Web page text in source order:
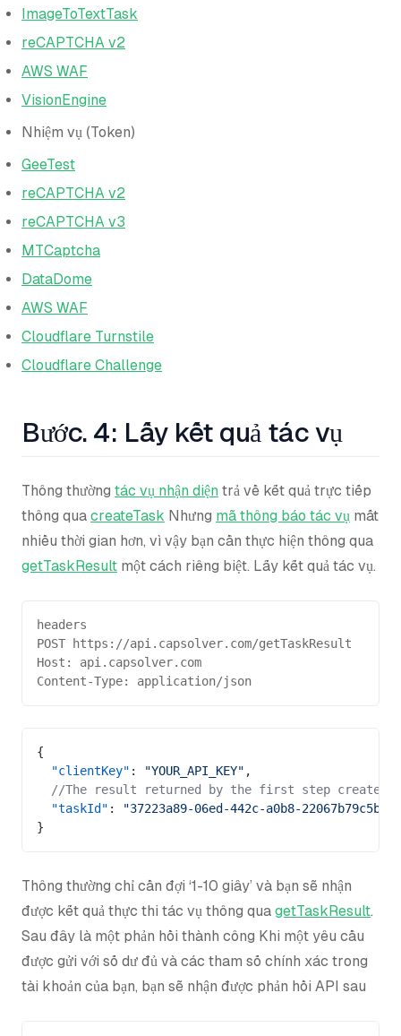
ImageToTextTask
reCAPTCHA v2
AWS WAF
VisionEngine
Nhiệm vụ (Token)
GeeTest
reCAPTCHA v2
reCAPTCHA v3
MTCaptcha
DataDome
AWS WAF
Cloudflare Turnstile
Cloudflare Challenge
Bước. 4: Lấy kết quả tác vụ
Thông thường tác vụ nhận diện trả về kết quả trực tiếp
thông qua createTask Nhưng mã thông báo tác vụ mất
nhiều thời gian hơn, vì vậy bạn cần thực hiện thông qua
getTaskResult một cách riêng biệt. Lấy kết quả tác vụ.
headers
POST https://api.capsolver.com/getTaskResult
Host: api.capsolver.com
Content-Type: application/json
{
  "clientKey"
: "YOUR_API_KEY" ,
//The result returned by the first step
  "taskId"
:
"37223a89-06ed-442c-a0b8-22067b79c5b4"
}
Thông thường chỉ cần đợi ‘1-10 giây’ và bạn sẽ nhận
được kết quả thực thi tác vụ thông qua getTaskResult.
Sau đây là một phản hồi thành công Khi một yêu cầu
được gửi với số dư đủ và các tham số chính xác trong
tài khoản của bạn, bạn sẽ nhận được phản hồi API sau